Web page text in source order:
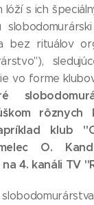
lóží s ich
bez rituálov
vo forme
rôznych
klub
O.
4. kanáli TV